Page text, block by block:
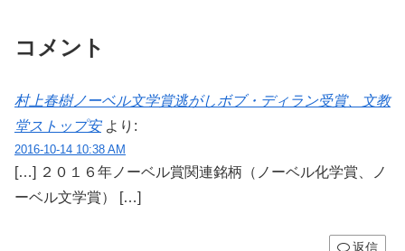
コメント
村上春樹ノーベル文学賞逃がしボブ・ディラン受賞、文教
堂ストップ安 より:
2016-10-14 10:38 AM
[…] ２０１６年ノーベル賞関連銘柄（ノーベル化学賞、ノ
ーベル文学賞） […]
返信